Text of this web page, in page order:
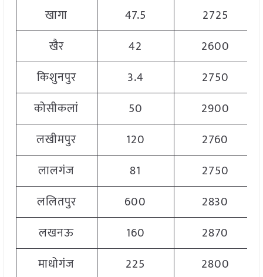
खागा
47.5
2725
खैर
42
2600
किशुनपुर
3.4
2750
कोसीकलां
50
2900
लखीमपुर
120
2760
लालगंज
81
2750
ललितपुर
600
2830
लखनऊ
160
2870
माधोगंज
225
2800